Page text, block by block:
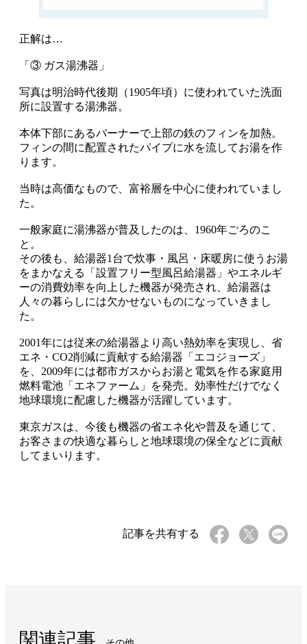
正解は…
「③ ガス湯沸器」
写真は明治時代後期（1905年頃）に使われていた洗面
所に設置する湯沸器。
本体下部にあるバーナーで上部の鉄のフィンを加熱。
フィンの間に配置されたパイプに水を流してお湯を作
ります。
当時は高価なもので、富裕層を中心に使われていまし
た。
一般家庭に湯沸器が普及したのは、1960年ごろのこ
と。
その後も、給湯器1台で炊事・風呂・床暖房に使うお湯
をまかなえる「設置フリー型風呂給湯器」やエネルギ
ーの消費効率を向上した機器が発売され、給湯器は
人々の暮らしには欠かせないものになっていきまし
た。
2001年には従来の給湯器より高い熱効率を実現し、省
エネ・CO2削減に貢献する給湯器「エコジョーズ」
を、2009年には都市ガスからお湯と電気を作る家庭用
燃料電池「エネファーム」を発売。効率性だけでなく
地球環境に配慮した機器が活躍しています。
東京ガスは、今後も機器の省エネ化や普及を通じて、
お客さまの快適な暮らしと地球環境の保全などに貢献
してまいります。
記事を共有する
関連記事